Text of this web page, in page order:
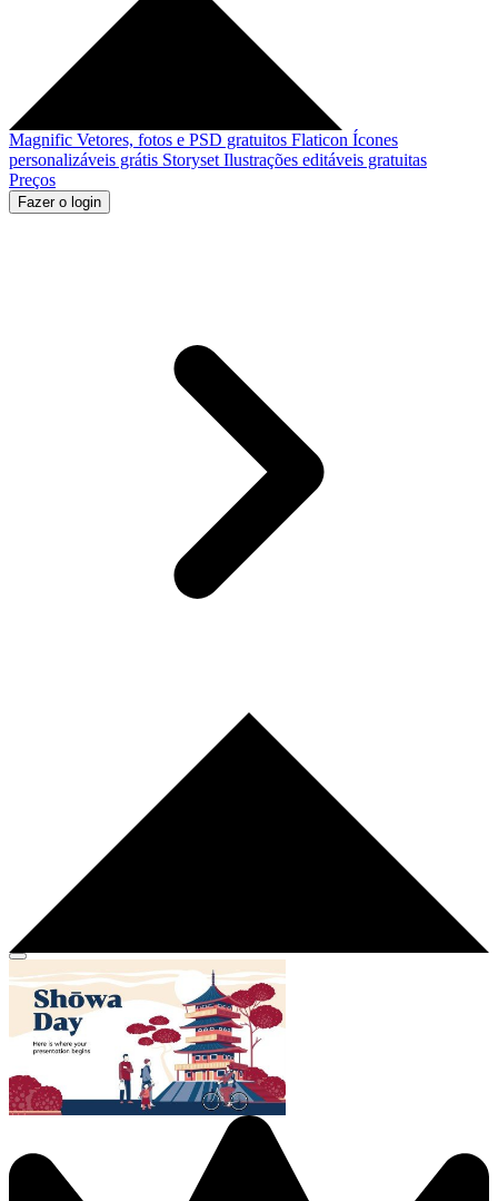
Magnific Vetores, fotos e PSD gratuitos Flaticon Ícones
personalizáveis grátis Storyset Ilustrações editáveis gratuitas
Preços
Fazer o login